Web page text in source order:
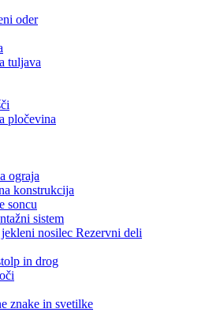
oder
tuljava
pločevina
ograja
konstrukcija
soncu
sistem
nosilec Rezervni deli
in drog
znake in svetilke